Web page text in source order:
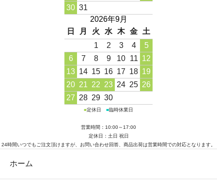
30 31
2026年9月
日
月 火 水 木 金
土
1
2 3 4
5
6
7 8 9 10 11 12
13 14 15 16 17 18 19
20 21 22 23 24 25 26
27 28 29 30
■定休日 ■臨時休業日
営業時間：10:00～17:00
定休日：土日 祝日
24時間いつでもご注文頂けますが、お問い合わせ回答、商品出荷は営業時間での対応となります。
ホーム